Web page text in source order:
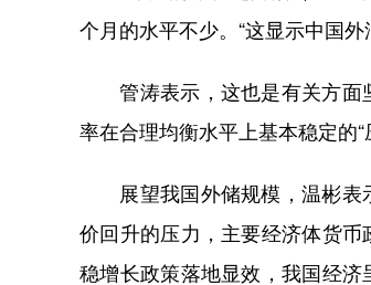
个月的水平不少。“这显示中国外
管涛表示，这也是有关方面坚
率在合理均衡水平上基本稳定的“
展望我国外储规模，温彬表示
价回升的压力，主要经济体货
稳增长政策落地显效，我国经